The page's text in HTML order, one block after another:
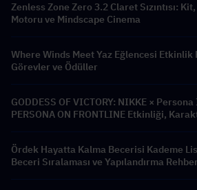
Zenless Zone Zero 3.2 Claret Sızıntısı:
Motoru ve Mindscape Cinema
Where Winds Meet Yaz Eğlencesi Etkinlik
Görevler ve Ödüller
GODDESS OF VICTORY: NIKKE ×
PERSONA ON FRONTLINE Etkinliği,
Ördek Hayatta Kalma Becerisi Kademe
Beceri Sıralaması ve Yapılandırma